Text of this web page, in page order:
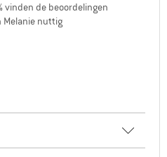
vinden de beoordelingen
Melanie nuttig